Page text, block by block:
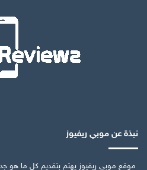
نبذة عن موبي ريفيوز
موقع موبي ريفيوز يهتم بتقديم كل ما هو